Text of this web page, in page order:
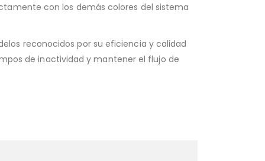
con los demás colores del sistema
reconocidos por su eficiencia y calidad
de inactividad y mantener el flujo de